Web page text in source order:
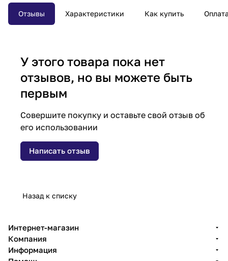
Отзывы Характеристики Как купить
У этого товара пока нет
отзывов, но вы можете быть
первым
Совершите покупку и оставьте свой отзыв об
его использовании
Написать отзыв
Назад к списку
Интернет-магазин
Компания
Информация